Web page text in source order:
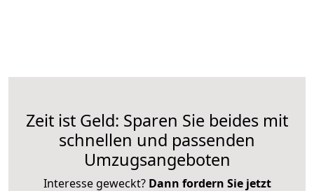
Zeit ist Geld: Sparen Sie beides mit
schnellen und passenden
Umzugsangeboten
Interesse geweckt? Dann fordern Sie jetzt